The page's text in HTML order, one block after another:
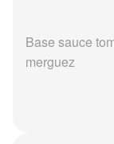
Base sauce
merguez